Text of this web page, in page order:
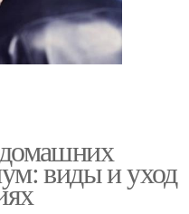
виды и уход